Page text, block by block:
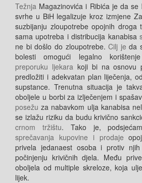
Težnja Magazinovića i Ribića je da se
svrhe u BiH legalizuje kroz izmjene
suzbijanju zloupotrebe opojnih
sama upotreba i distribucija kanabisa
ne bi došlo do zloupotrebe. Cilj je da
bolesti omogući legalno
preporuku ljekara koji bi na osnovu
predložiti i adekvatan plan liječenja,
supstance. Trenutna situacija je
oboljele u borbi za izlječenjem i
posežu za nabavkom ulja kanabisa
se izlažu riziku da budu krivično
crnom tržištu. Tako je,
sprečavanja kupovine i prodaje
privela jedanaest osoba i protiv
počinjenju krivičnih djela. Među
oboljela od multiple skreloze, koja
lijek.